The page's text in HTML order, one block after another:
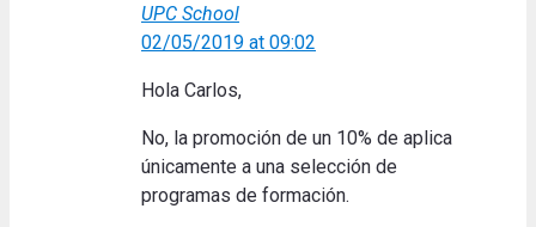
UPC School
02/05/2019 at 09:02
Hola Carlos,
No, la promoción de un 10% de aplica
únicamente a una selección de
programas de formación.